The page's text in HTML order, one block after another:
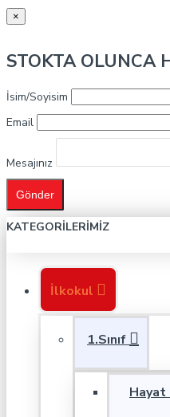
×
STOKTA OLUNCA
İsim/Soyisim
Email
Mesajınız
Gönder
KATEGORILERIMIZ
İlkokul
1.Sınıf